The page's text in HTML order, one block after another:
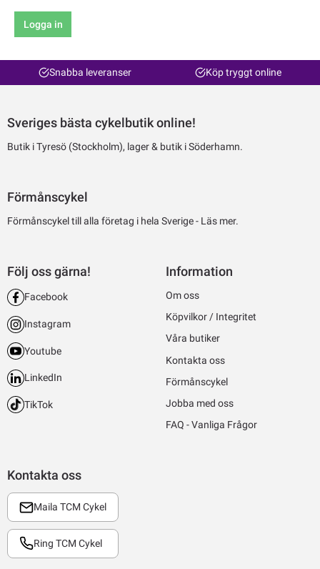
Logga in
Snabba leveranser Köp tryggt online
Sveriges bästa cykelbutik online!
Butik i Tyresö (Stockholm), lager & butik i Söderhamn.
Förmånscykel
Förmånscykel till alla företag i hela Sverige - Läs mer.
Kontakta oss
Maila TCM Cykel
Ring TCM Cykel
Följ oss gärna!
Facebook
Instagram
Youtube
LinkedIn
TikTok
Information
Om oss
Köpvilkor / Integritet
Våra butiker
Kontakta oss
Förmånscykel
Jobba med oss
FAQ - Vanliga Frågor